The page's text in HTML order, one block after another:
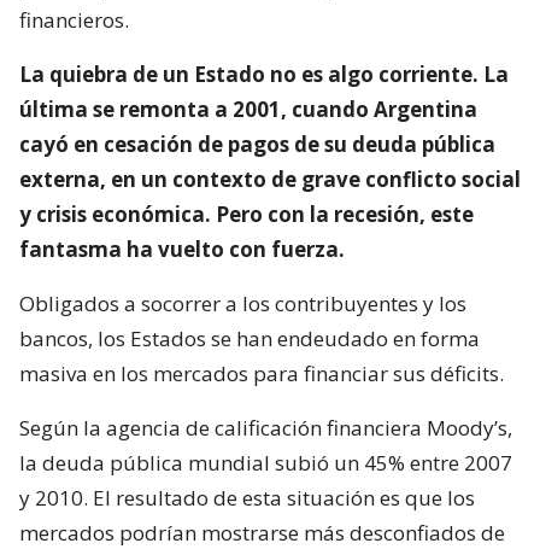
financieros.
La quiebra de un Estado no es algo corriente. La
última se remonta a 2001, cuando Argentina
cayó en cesación de pagos de su deuda pública
externa, en un contexto de grave conflicto social
y crisis económica. Pero con la recesión, este
fantasma ha vuelto con fuerza.
Obligados a socorrer a los contribuyentes y los
bancos, los Estados se han endeudado en forma
masiva en los mercados para financiar sus déficits.
Según la agencia de calificación financiera Moody’s,
la deuda pública mundial subió un 45% entre 2007
y 2010. El resultado de esta situación es que los
mercados podrían mostrarse más desconfiados de